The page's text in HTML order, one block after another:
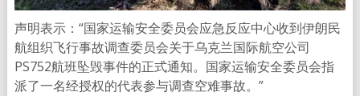
声明表示：“国家运输安全委员会应急反应中心收到伊朗民
航组织飞行事故调查委员会关于乌克兰国际航空公司
PS752航班坠毁事件的正式通知。国家运输安全委员会指
派了一名经授权的代表参与调查空难事故。”